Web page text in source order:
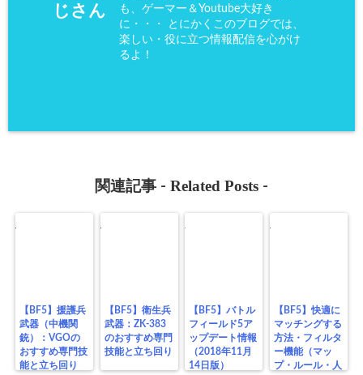
じさん
も、ゲーマー＆Youtube大好き
に・・・ とにかくこのブログでは、
楽しい・役に立つ情報配信を心がけ
るよ！
関連記事 - Related Posts -
【BF5】援護兵
武器（中機関
銃）：VGOの
おすすめ専門技
能と立ち回り
【BF5】衛生兵
武器：ZK-383
のおすすめ専門
技能と立ち回り
【BF5】バトル
フィールド5ア
ップデート情報
（2018年11月
14日版）
【BF5】快適に
マッチングする
方法・フィルタ
ー機能（マッ
プ・ルール・人